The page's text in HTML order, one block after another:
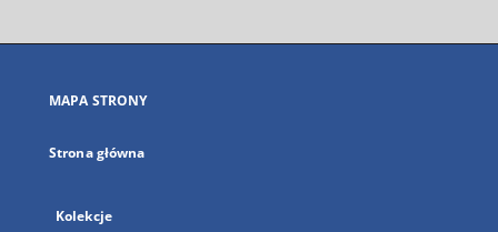
się
karcie
MAPA STRONY
Strona główna
Kolekcje